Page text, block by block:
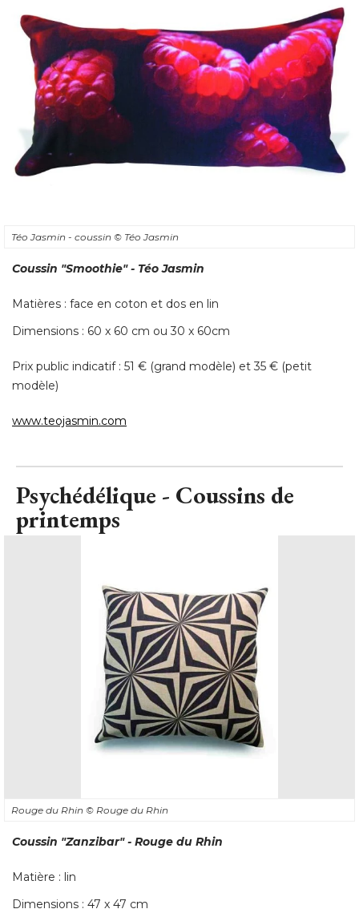
Téo Jasmin - coussin © Téo Jasmin
Coussin "Smoothie" - Téo Jasmin
Matières : face en coton et dos en lin
Dimensions : 60 x 60 cm ou 30 x 60cm
Prix public indicatif : 51 € (grand modèle) et 35 € (petit
modèle)
www.teojasmin.com
Psychédélique - Coussins de
printemps
Rouge du Rhin © Rouge du Rhin
Coussin "Zanzibar" - Rouge du Rhin
Matière : lin
Dimensions : 47 x 47 cm